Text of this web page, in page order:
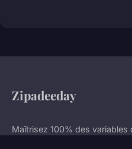
Zipadeeday
Maîtrisez 100% des